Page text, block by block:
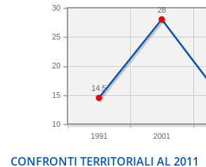
1991 2001
10
15
20
25
30 28
14.5
CONFRONTI TERRITORIALI AL 2011